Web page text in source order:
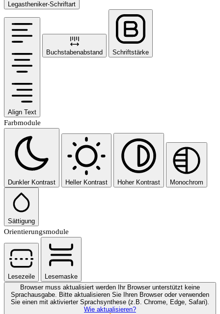
Legastheniker-Schriftart
Align Text
Buchstabenabstand Schriftstärke
Farbmodule
Dunkler Kontrast Heller Kontrast Hoher Kontrast Monochrom
Sättigung
Orientierungsmodule
Lesezeile
Lesemaske
Browser muss aktualisiert werden
Ihr Browser unterstützt keine
Sprachausgabe. Bitte aktualisieren Sie Ihren Browser oder verwenden
Sie einen mit aktivierter Sprachsynthese (z.B. Chrome, Edge, Safari).
Wie aktualisieren?